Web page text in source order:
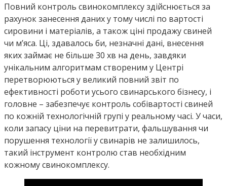
Повний контроль свинокомплексу здійснюється за
рахунок занесення даних у тому числі по вартості
сировини і матеріалів, а також ціні продажу свиней
чи м’яса. Ці, здавалось би, незначні дані, внесення
яких займає не більше 30 хв на день, завдяки
унікальним алгоритмам створеним у Центрі
перетворюються у великий повний звіт по
ефективності роботи усього свинарського бізнесу, і
головне – забезпечує контроль собівартості свиней
по кожній технологічній групі у реальному часі. У часи,
коли запасу ціни на перевитрати, фальшування чи
порушення технології у свинарів не залишилось,
такий інструмент контролю став необхідним
кожному свинокомплексу.